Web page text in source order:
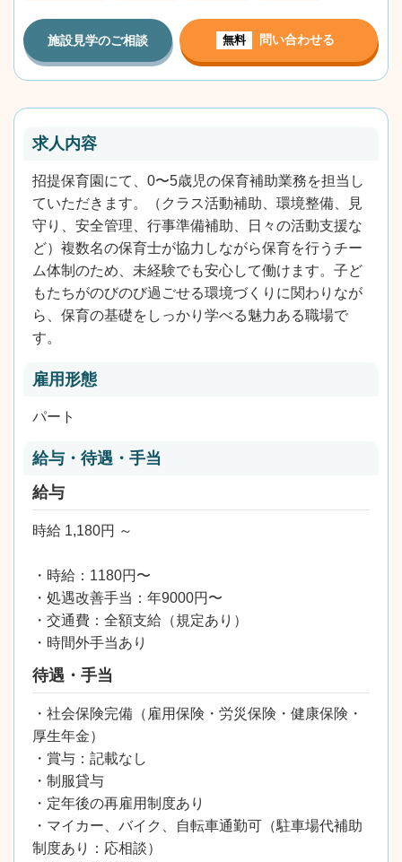
施設見学のご相談 無料 問い合わせる
求人内容
招提保育園にて、0〜5歳児の保育補助業務を担当し
ていただきます。（クラス活動補助、環境整備、見
守り、安全管理、行事準備補助、日々の活動支援な
ど）複数名の保育士が協力しながら保育を行うチー
ム体制のため、未経験でも安心して働けます。子ど
もたちがのびのび過ごせる環境づくりに関わりなが
ら、保育の基礎をしっかり学べる魅力ある職場で
す。
雇用形態
パート
給与・待遇・手当
給与
時給 1,180円 ～
・時給：1180円〜
・処遇改善手当：年9000円〜
・交通費：全額支給（規定あり）
・時間外手当あり
待遇・手当
・社会保険完備（雇用保険・労災保険・健康保険・
厚生年金）
・賞与：記載なし
・制服貸与
・定年後の再雇用制度あり
・マイカー、バイク、自転車通勤可（駐車場代補助
制度あり：応相談）